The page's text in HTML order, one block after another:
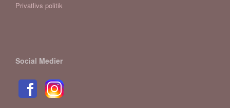
Privatlivs politik
Social Medier